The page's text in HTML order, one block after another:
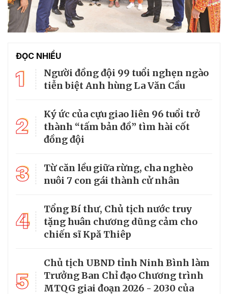
ĐỌC NHIỀU
1
Người đồng đội 99 tuổi nghẹn ngào
tiễn biệt Anh hùng La Văn Cầu
2
Ký ức của cựu giao liên 96 tuổi trở
thành “tấm bản đồ” tìm hài cốt
đồng đội
3
Từ căn lều giữa rừng, cha nghèo
nuôi 7 con gái thành cử nhân
4
Tổng Bí thư, Chủ tịch nước truy
tặng huân chương dũng cảm cho
chiến sĩ Kpă Thiêp
5
Chủ tịch UBND tỉnh Ninh Bình làm
Trưởng Ban Chỉ đạo Chương trình
MTQG giai đoạn 2026 - 2030 của